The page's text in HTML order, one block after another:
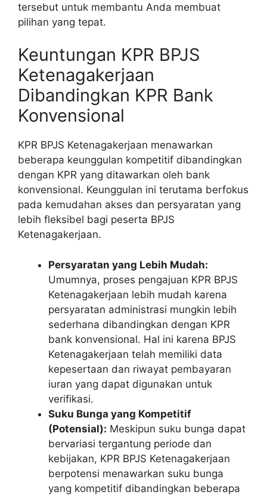
tersebut untuk membantu Anda membuat
pilihan yang tepat.
Keuntungan KPR BPJS
Ketenagakerjaan
Dibandingkan KPR Bank
Konvensional
KPR BPJS Ketenagakerjaan menawarkan
beberapa keunggulan kompetitif dibandingkan
dengan KPR yang ditawarkan oleh bank
konvensional. Keunggulan ini terutama berfokus
pada kemudahan akses dan persyaratan yang
lebih fleksibel bagi peserta BPJS
Ketenagakerjaan.
Persyaratan yang Lebih Mudah:
Umumnya, proses pengajuan KPR BPJS
Ketenagakerjaan lebih mudah karena
persyaratan administrasi mungkin lebih
sederhana dibandingkan dengan KPR
bank konvensional. Hal ini karena BPJS
Ketenagakerjaan telah memiliki data
kepesertaan dan riwayat pembayaran
iuran yang dapat digunakan untuk
verifikasi.
Suku Bunga yang Kompetitif
(Potensial): Meskipun suku bunga dapat
bervariasi tergantung periode dan
kebijakan, KPR BPJS Ketenagakerjaan
berpotensi menawarkan suku bunga
yang kompetitif dibandingkan beberapa